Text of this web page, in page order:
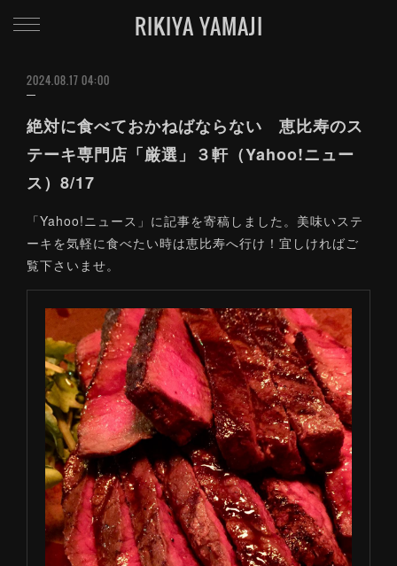
RIKIYA YAMAJI
2024.08.17 04:00
絶対に食べておかねばならない 恵比寿のス
テーキ専門店「厳選」３軒（Yahoo!ニュー
ス）8/17
「Yahoo!ニュース」に記事を寄稿しました。美味いステ
ーキを気軽に食べたい時は恵比寿へ行け！宜しければご
覧下さいませ。